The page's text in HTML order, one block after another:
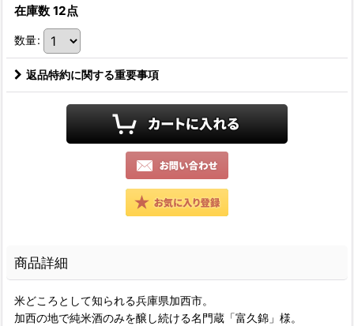
在庫数 12点
数量:
返品特約に関する重要事項
商品詳細
米どころとして知られる兵庫県加西市。
加西の地で純米酒のみを醸し続ける名門蔵「富久錦」様。